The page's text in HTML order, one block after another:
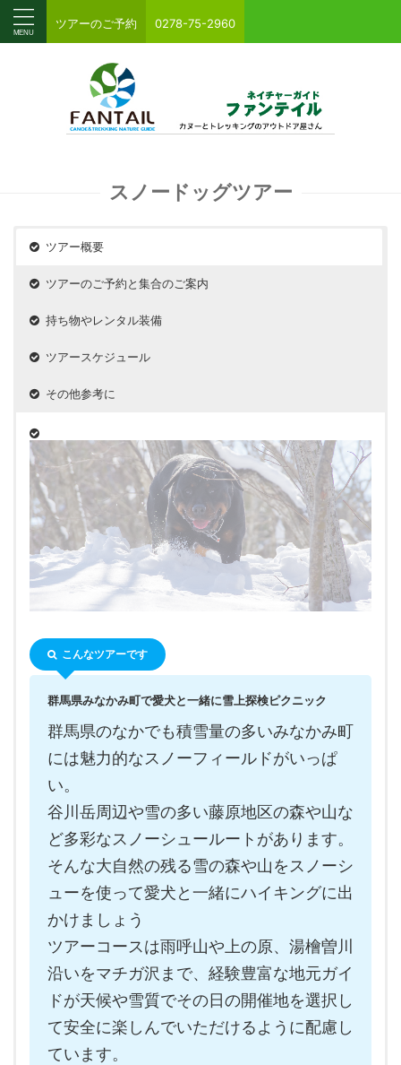
ツアーのご予約 0278-75-2960
スノードッグツアー
ツアー概要
ツアーのご予約と集合のご案内
持ち物やレンタル装備
ツアースケジュール
その他参考に
こんなツアーです
群馬県みなかみ町で愛犬と一緒に雪上探検ピクニック
群馬県のなかでも積雪量の多いみなかみ町
には魅力的なスノーフィールドがいっぱ
い。
谷川岳周辺や雪の多い藤原地区の森や山な
ど多彩なスノーシュールートがあります。
そんな大自然の残る雪の森や山をスノーシ
ューを使って愛犬と一緒にハイキングに出
かけましょう
ツアーコースは雨呼山や上の原、湯檜曽川
沿いをマチガ沢まで、経験豊富な地元ガイ
ドが天候や雪質でその日の開催地を選択し
て安全に楽しんでいただけるように配慮し
ています。